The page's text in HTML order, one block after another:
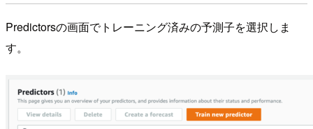
Predictorsの画面でトレーニング済みの予測子を選択しま
す。